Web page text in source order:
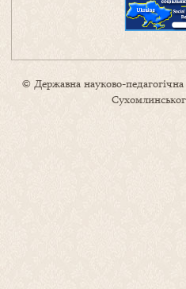
© Державна науково-